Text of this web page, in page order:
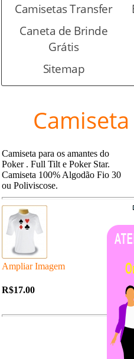
Camisetas Transfer
Caneta de Brinde
Grátis
Sitemap
Camiseta para os amantes do
Poker . Full Tilt e Poker Star.
Camiseta 100% Algodão Fio 30
ou Poliviscose.
Ampliar Imagem
R$17.00